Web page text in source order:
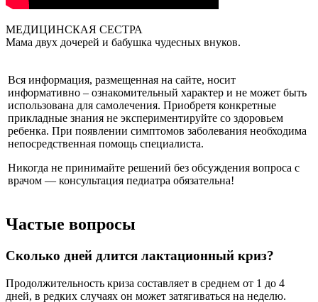
МЕДИЦИНСКАЯ СЕСТРА
Мама двух дочерей и бабушка чудесных внуков.
Вся информация, размещенная на сайте, носит
информативно – ознакомительный характер и не может быть
использована для самолечения. Приобретя конкретные
прикладные знания не экспериментируйте со здоровьем
ребенка. При появлении симптомов заболевания необходима
непосредственная помощь специалиста.
Никогда не принимайте решений без обсуждения вопроса с
врачом — консультация педиатра обязательна!
Частые вопросы
Сколько дней длится лактационный криз?
Продолжительность криза составляет в среднем от 1 до 4
дней, в редких случаях он может затягиваться на неделю.